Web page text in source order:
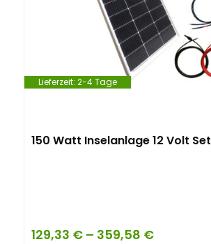
Lieferzeit: 2-4 Tage
150 Watt Inselanlage 12 Volt Set
129,33 € – 359,58 €